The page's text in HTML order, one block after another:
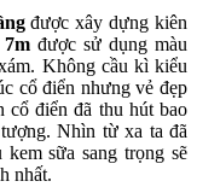
được xây dựng kiên
được sử dụng màu
Không cầu kì kiểu
cổ điển nhưng vẻ đẹp
cổ điển đã thu hút bao
Nhìn từ xa ta đã
sữa sang trọng sẽ
nhất.